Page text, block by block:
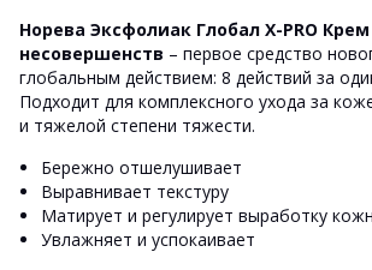
Норева Эксфолиак Глобал X-PRO
несовершенств – первое средство
глобальным действием: 8 действий за
Подходит для комплексного ухода за
и тяжелой степени тяжести.
Бережно отшелушивает
Выравнивает текстуру
Матирует и регулирует выработку
Увлажняет и успокаивает